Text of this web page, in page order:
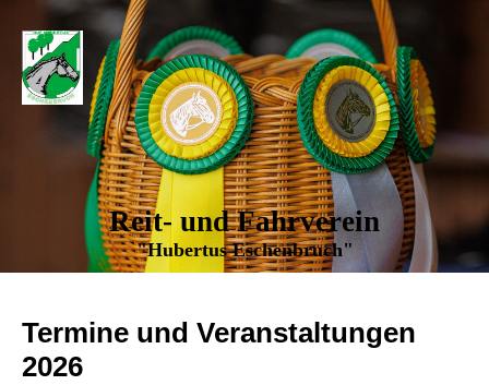
Reit- und Fahrverein
"Hubertus Eschenbruch"
Termine und Veranstaltungen
2026